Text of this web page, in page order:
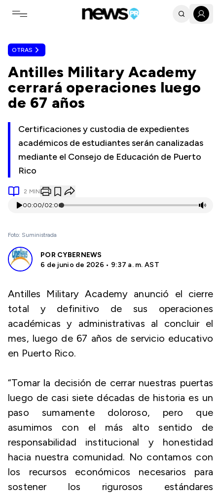
Toggle navigation menu
OTRAS
Antilles Military Academy
cerrará operaciones luego
de 67 años
Certificaciones y custodia de expedientes
académicos de estudiantes serán canalizadas
mediante el Consejo de Educación de Puerto
Rico
2 MIN
00:00/02:06
Foto: Suministrada
POR CYBERNEWS
6 de junio de 2026 • 9:37 a. m. AST
Antilles Military Academy anunció el cierre
total y definitivo de sus operaciones
académicas y administrativas al concluir el
mes, luego de 67 años de servicio educativo
en Puerto Rico.
“Tomar la decisión de cerrar nuestras puertas
luego de casi siete décadas de historia es un
paso sumamente doloroso, pero que
asumimos con el más alto sentido de
responsabilidad institucional y honestidad
hacia nuestra comunidad. No contamos con
los recursos económicos necesarios para
sostener los rigurosos estándares